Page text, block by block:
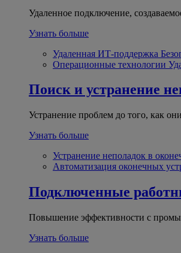
Удаленное подключение,
Узнать больше
Удаленная ИТ-поддержка
Операционные технологии
Поиск и устранение
Устранение проблем до того, как
Узнать больше
Устранение неполадок в
Автоматизация оконечных
Подключенные
Повышение эффективности с
Узнать больше